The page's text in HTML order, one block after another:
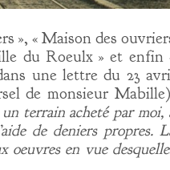
», « Maison des
du Roeulx » et enfin
une lettre du 23
de monsieur
terrain acheté par moi,
de deniers propres.
oeuvres en vue